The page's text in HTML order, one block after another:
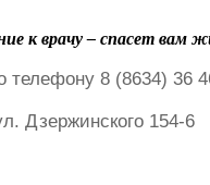
к врачу – спасет вам
8 (8634) 36
Дзержинского 154-6